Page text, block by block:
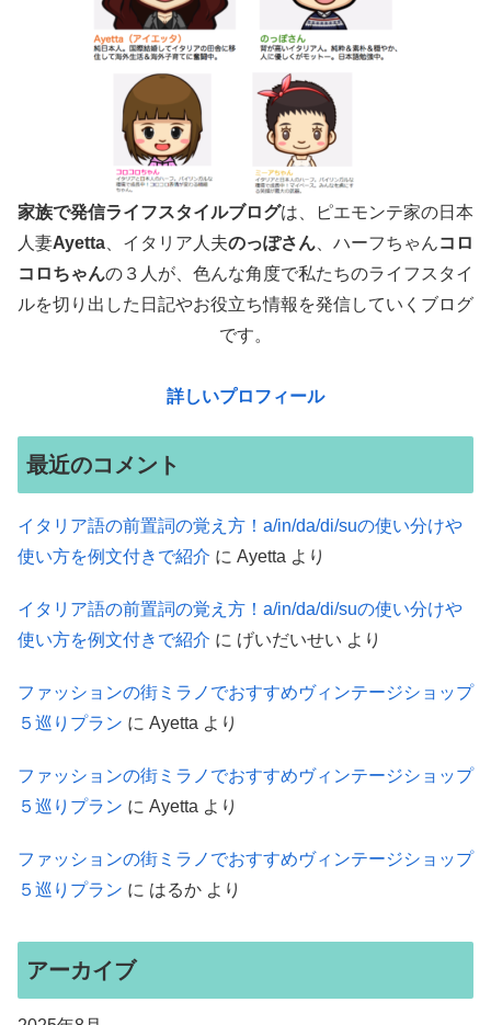
家族で発信ライフスタイルブログは、ピエモンテ家の日本
人妻Ayetta 、イタリア人夫のっぽさん 、ハーフちゃんコロ
コロちゃんの３人が、色んな角度で私たちのライフスタイ
ルを切り出した日記やお役立ち情報を発信していくブログ
です。
詳しいプロフィール
最近のコメント
イタリア語の前置詞の覚え方！a/in/da/di/suの使い分けや
使い方を例文付きで紹介 に Ayetta より
イタリア語の前置詞の覚え方！a/in/da/di/suの使い分けや
使い方を例文付きで紹介 に げいだいせい より
ファッションの街ミラノでおすすめヴィンテージショップ
５巡りプラン に Ayetta より
ファッションの街ミラノでおすすめヴィンテージショップ
５巡りプラン に Ayetta より
ファッションの街ミラノでおすすめヴィンテージショップ
５巡りプラン に はるか より
アーカイブ